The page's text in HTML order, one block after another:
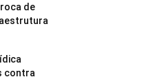
de
contra